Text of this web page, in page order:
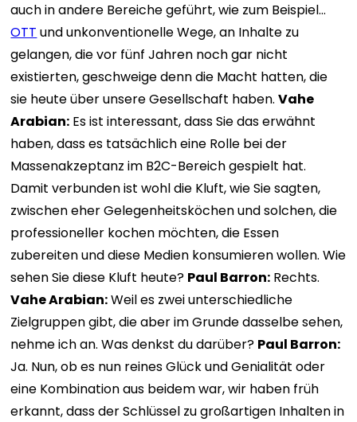
auch in andere Bereiche geführt, wie zum Beispiel…
OTT und unkonventionelle Wege, an Inhalte zu
gelangen, die vor fünf Jahren noch gar nicht
existierten, geschweige denn die Macht hatten, die
sie heute über unsere Gesellschaft haben.Vahe
Arabian: Es ist interessant, dass Sie das erwähnt
haben, dass es tatsächlich eine Rolle bei der
Massenakzeptanz im B2C-Bereich gespielt hat.
Damit verbunden ist wohl die Kluft, wie Sie sagten,
zwischen eher Gelegenheitsköchen und solchen, die
professioneller kochen möchten, die Essen
zubereiten und diese Medien konsumieren wollen. Wie
sehen Sie diese Kluft heute? Paul Barron: Rechts.
Vahe Arabian:Weil es zwei unterschiedliche
Zielgruppen gibt, die aber im Grunde dasselbe sehen,
nehme ich an. Was denkst du darüber? Paul Barron:
Ja. Nun, ob es nun reines Glück und Genialität oder
eine Kombination aus beidem war, wir haben früh
erkannt, dass der Schlüssel zu großartigen Inhalten in